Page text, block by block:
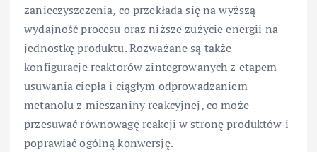
zanieczyszczenia, co przekłada się na wyższą
wydajność procesu oraz niższe zużycie energii na
jednostkę produktu. Rozważane są także
konfiguracje reaktorów zintegrowanych z etapem
usuwania ciepła i ciągłym odprowadzaniem
metanolu z mieszaniny reakcyjnej, co może
przesuwać równowagę reakcji w stronę produktów i
poprawiać ogólną konwersję.